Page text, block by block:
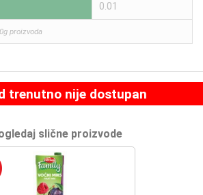
0.01
proizvoda
trenutno nije dostupan
slične proizvode